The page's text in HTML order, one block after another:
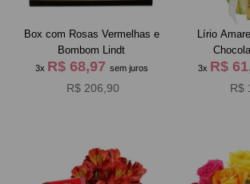
Box com Rosas Vermelhas e
Bombom Lindt
3x R$ 68,97 sem juros
R$ 206,90
Lírio
3x R$
R$